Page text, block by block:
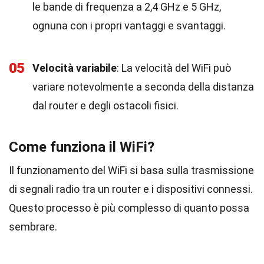
le bande di frequenza a 2,4 GHz e 5 GHz,
ognuna con i propri vantaggi e svantaggi.
05 Velocità variabile: La velocità del WiFi può
variare notevolmente a seconda della distanza
dal router e degli ostacoli fisici.
Come funziona il WiFi?
Il funzionamento del WiFi si basa sulla trasmissione
di segnali radio tra un router e i dispositivi connessi.
Questo processo è più complesso di quanto possa
sembrare.